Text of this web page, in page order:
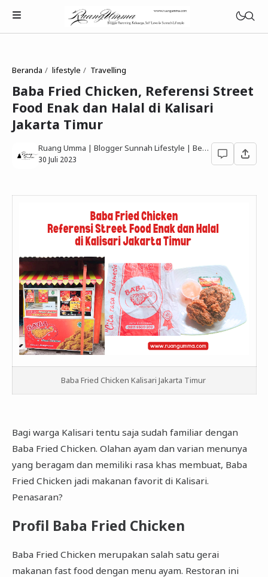
Parenting Islami
Lifestyle Keluarga Sunnah
Review & Rekomendasi
Beranda lifestyle Travelling
Baba Fried Chicken, Referensi Street
Food Enak dan Halal di Kalisari
Jakarta Timur
Ruang Umma | Blogger Sunnah Lifestyle | Berbagi Gaya Hidup Sesuai Quran Sunnah
30 Juli 2023
Baba Fried Chicken Kalisari Jakarta Timur
Bagi warga Kalisari tentu saja sudah familiar dengan
Baba Fried Chicken. Olahan ayam dan varian menunya
yang beragam dan memiliki rasa khas membuat, Baba
Fried Chicken jadi makanan favorit di Kalisari.
Penasaran?
Profil Baba Fried Chicken
Baba Fried Chicken merupakan salah satu gerai
makanan fast food dengan menu ayam. Restoran ini